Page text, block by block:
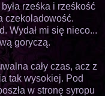
rześka i rześkość
czekoladowość.
Wydał mi się nieco...
goryczą.
cały czas, acz z
tak wysokiej. Pod
w stronę syropu